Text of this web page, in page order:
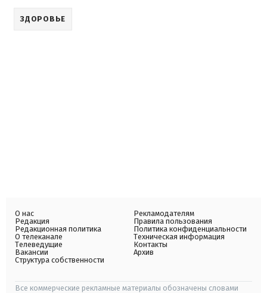
ЗДОРОВЬЕ
О нас
Редакция
Редакционная политика
О телеканале
Телеведущие
Вакансии
Структура собственности
Рекламодателям
Правила пользования
Политика конфиденциальности
Техническая информация
Контакты
Архив
Все коммерческие рекламные материалы обозначены словами